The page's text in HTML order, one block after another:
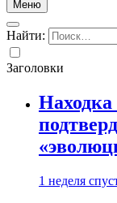
Меню
Найти:
Заголовки
1 неделя